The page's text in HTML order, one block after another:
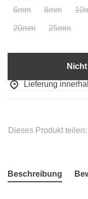
6mm 8mm
20mm 25mm
Lieferung innerhalb
Dieses Produkt teilen:
Beschreibung